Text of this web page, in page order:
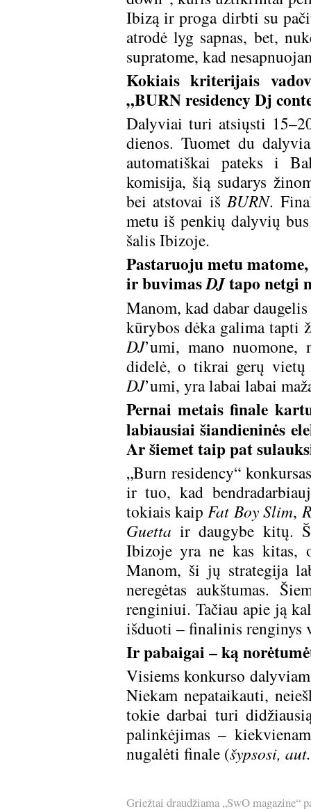
Ibizą ir proga dirbti su
atrodė lyg sapnas, bet,
supratome, kad
Kokiais kriterijais
„BURN residency Dj
Dalyviai turi atsiųsti
dienos. Tuomet du
automatiškai pateks i
komisija, šią sudarys
bei atstovai išBURN.
metu iš penkių dalyvių
šalis Ibizoje.
Pastaruoju metu
ir buvimasDJtapo netgi
Manom, kad dabar
kūrybos dėka galima
DJ’umi, mano nuomone,
didelė, o tikrai gerų
DJ’umi, yra labai labai
Pernai metais finale
labiausiai šiandieninės
Ar šiemet taip pat
„Burn residency“
ir tuo, kad
tokiais kaipFat Boy Slim,
Guetta ir daugybe kitų.
Ibizoje yra ne kas
Manom, ši jų strategija
neregėtas aukštumas.
renginiui. Tačiau apie ją
išduoti – finalinis renginys
Ir pabaigai – ką
Visiems konkurso
Niekam nepataikauti,
tokie darbai turi
palinkėjimas –
nugalėti finale (šypsosi,
Griežtai draudžiama „SwO magazine“